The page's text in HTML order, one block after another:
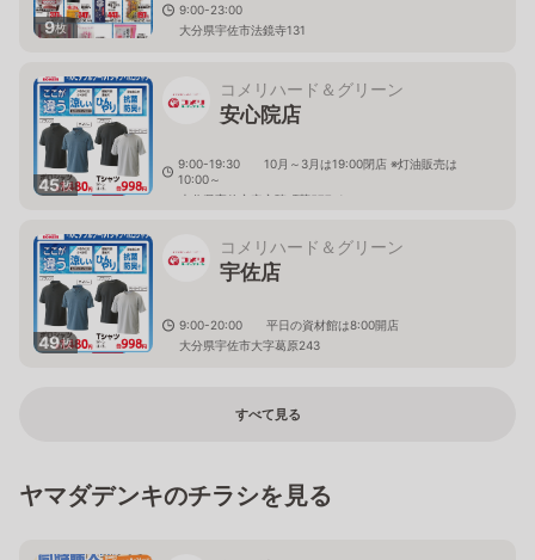
9枚
9:00-23:00
大分県宇佐市法鏡寺131
45枚
コメリハード＆グリーン
安心院店
9:00-19:30 10月～3月は19:00閉店 ※灯油販売は
10:00～
大分県宇佐市安心院町荘577-1
49枚
コメリハード＆グリーン
宇佐店
9:00-20:00 平日の資材館は8:00開店
大分県宇佐市大字葛原243
すべて見る
ヤマダデンキのチラシを見る